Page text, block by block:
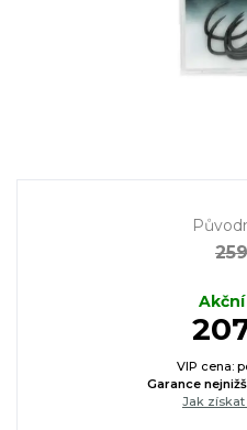
VIP cena:
Garance
Jak získat